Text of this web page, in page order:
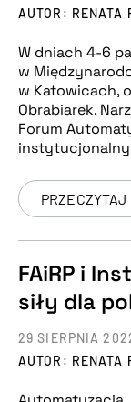
AUTOR: RENATA
W dniach 4-6
w
w Katowicach,
Obrabiarek,
Forum
PRZECZYTAJ
FAiRP i
siły dla
AUTOR: RENATA
29 SIERPNIA